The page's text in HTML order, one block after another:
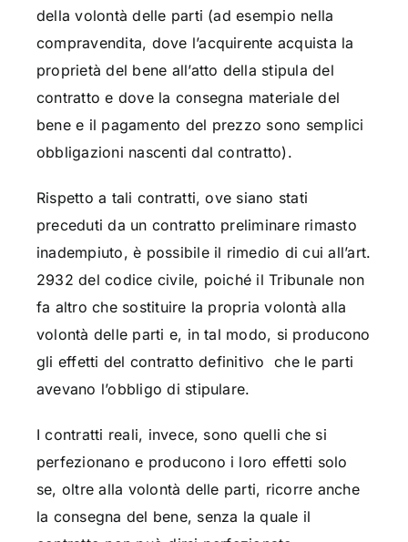
della volontà delle parti (ad esempio nella
compravendita, dove l’acquirente acquista la
proprietà del bene all’atto della stipula del
contratto e dove la consegna materiale del
bene e il pagamento del prezzo sono semplici
obbligazioni nascenti dal contratto).
Rispetto a tali contratti, ove siano stati
preceduti da un contratto preliminare rimasto
inadempiuto, è possibile il rimedio di cui all’art.
2932 del codice civile, poiché il Tribunale non
fa altro che sostituire la propria volontà alla
volontà delle parti e, in tal modo, si producono
gli effetti del contratto definitivo che le parti
avevano l’obbligo di stipulare.
I contratti reali, invece, sono quelli che si
perfezionano e producono i loro effetti solo
se, oltre alla volontà delle parti, ricorre anche
la consegna del bene, senza la quale il